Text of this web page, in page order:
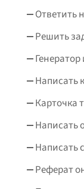
Ответить
Решить
Написать
Карточка
Написать
Написать
Реферат